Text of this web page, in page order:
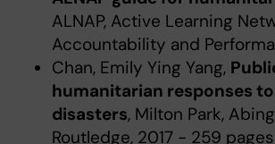
ALNAP, Active Learning
Accountability and
Chan, Emily Ying Yang,
humanitarian responses
disasters, Milton Park,
Routledge, 2017 - 259 pages